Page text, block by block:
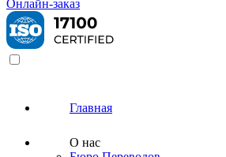
Онлайн-заказ
Главная
О нас